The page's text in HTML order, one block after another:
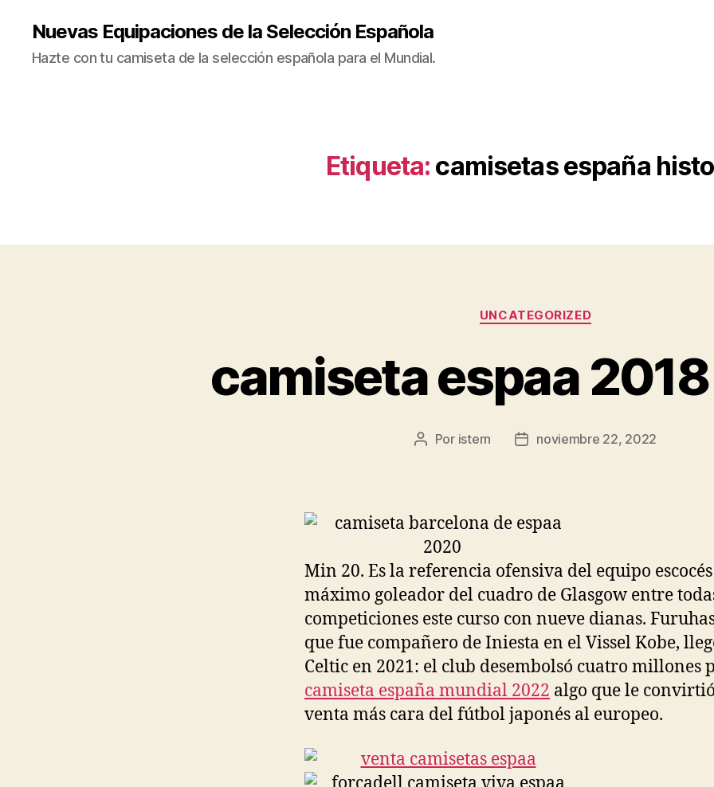
Nuevas Equipaciones de la Selección Española
Hazte con tu camiseta de la selección española para el Mundial.
Etiqueta: camisetas españa
Categorías
UNCATEGORIZED
camiseta espaa
Autor
Por istern
Fechanoviembre 22, 2022
Min 20. Es la referencia ofensiva del equipo
máximo goleador del cuadro de Glasgow entre
competiciones este curso con nueve dianas.
que fue compañero de Iniesta en el Vissel Kobe,
Celtic en 2021: el club desembolsó cuatro millones
camiseta españa mundial 2022 algo que le
venta más cara del fútbol japonés al europeo.